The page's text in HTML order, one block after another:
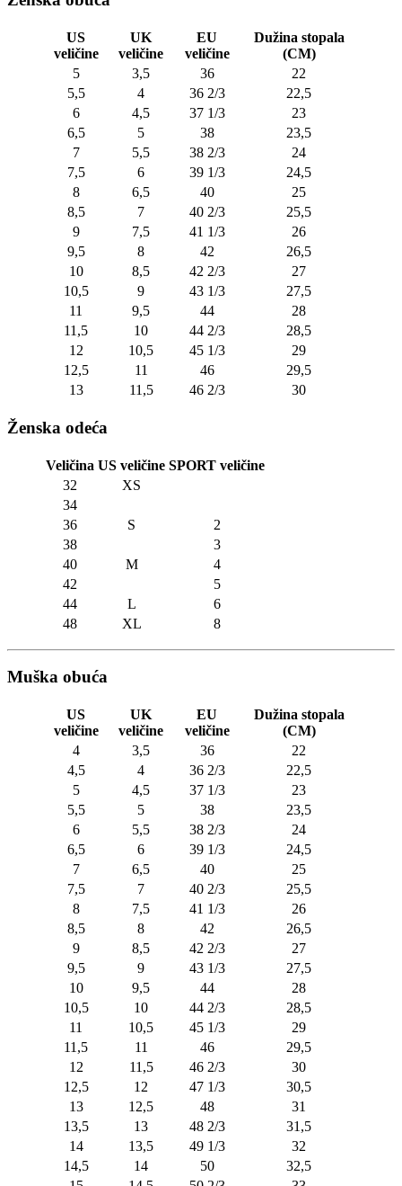
US
veličine
UK
veličine
EU
veličine
Dužina stopala
(CM)
5
3,5 36
22
5,5
4 36 2/3
22,5
6
4,5 37 1/3
23
6,5
5 38
23,5
7
5,5 38 2/3
24
7,5
6 39 1/3
24,5
8
6,5 40
25
8,5
7 40 2/3
25,5
9
7,5 41 1/3
26
9,5
8 42
26,5
10
8,5 42 2/3
27
10,5
9 43 1/3
27,5
11
9,5 44
28
11,5
10 44 2/3
28,5
12
10,5 45 1/3
29
12,5
11 46
29,5
13
11,5 46 2/3 30
Ženska odeća
Veličina US veličine SPORT veličine
32
XS
34
36
S
2
38
3
40
M
4
42
5
44
L
6
48
XL 8
Muška obuća
US
veličine
UK
veličine
EU
veličine
Dužina stopala
(CM)
4
3,5 36
22
4,5
4 36 2/3
22,5
5
4,5 37 1/3
23
5,5
5 38
23,5
6
5,5 38 2/3
24
6,5
6 39 1/3
24,5
7
6,5 40
25
7,5
7 40 2/3
25,5
8
7,5 41 1/3
26
8,5
8 42
26,5
9
8,5 42 2/3
27
9,5
9 43 1/3
27,5
10
9,5 44
28
10,5
10 44 2/3
28,5
11
10,5 45 1/3
29
11,5
11 46
29,5
12
11,5 46 2/3
30
12,5
12 47 1/3
30,5
13
12,5 48
31
13,5
13 48 2/3
31,5
14
13,5 49 1/3
32
14,5
14 50
32,5